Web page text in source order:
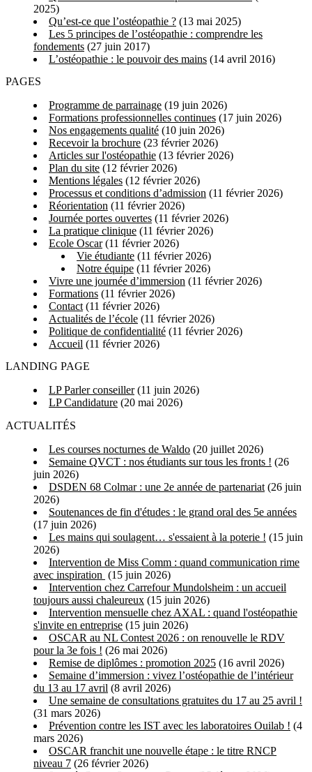
2025)
Qu’est-ce que l’ostéopathie ? (13 mai 2025)
Les 5 principes de l’ostéopathie : comprendre les
fondements (27 juin 2017)
L’ostéopathie : le pouvoir des mains (14 avril 2016)
PAGES
Programme de parrainage (19 juin 2026)
Formations professionnelles continues (17 juin 2026)
Nos engagements qualité (10 juin 2026)
Recevoir la brochure (23 février 2026)
Articles sur l'ostéopathie (13 février 2026)
Plan du site (12 février 2026)
Mentions légales (12 février 2026)
Processus et conditions d’admission (11 février 2026)
Réorientation (11 février 2026)
Journée portes ouvertes (11 février 2026)
La pratique clinique (11 février 2026)
Ecole Oscar (11 février 2026)
Vie étudiante (11 février 2026)
Notre équipe (11 février 2026)
Vivre une journée d’immersion (11 février 2026)
Formations (11 février 2026)
Contact (11 février 2026)
Actualités de l’école (11 février 2026)
Politique de confidentialité (11 février 2026)
Accueil (11 février 2026)
LANDING PAGE
LP Parler conseiller (11 juin 2026)
LP Candidature (20 mai 2026)
ACTUALITÉS
Les courses nocturnes de Waldo (20 juillet 2026)
Semaine QVCT : nos étudiants sur tous les fronts ! (26
juin 2026)
DSDEN 68 Colmar : une 2e année de partenariat (26 juin
2026)
Soutenances de fin d'études : le grand oral des 5e années
(17 juin 2026)
Les mains qui soulagent… s'essaient à la poterie ! (15 juin
2026)
Intervention de Miss Comm : quand communication rime
avec inspiration (15 juin 2026)
Intervention chez Carrefour Mundolsheim : un accueil
toujours aussi chaleureux (15 juin 2026)
Intervention mensuelle chez AXAL : quand l'ostéopathie
s'invite en entreprise (15 juin 2026)
OSCAR au NL Contest 2026 : on renouvelle le RDV
pour la 3e fois ! (26 mai 2026)
Remise de diplômes : promotion 2025 (16 avril 2026)
Semaine d’immersion : vivez l’ostéopathie de l’intérieur
du 13 au 17 avril (8 avril 2026)
Une semaine de consultations gratuites du 17 au 25 avril !
(31 mars 2026)
Prévention contre les IST avec les laboratoires Ouilab ! (4
mars 2026)
OSCAR franchit une nouvelle étape : le titre RNCP
niveau 7 (26 février 2026)